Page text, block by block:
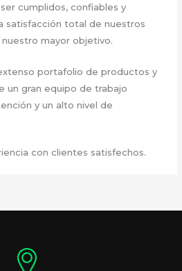
cumplidos, confiables y
satisfacción total de nuestros
mayor objetivo.
portafolio de productos y
un gran equipo de trabajo
y un alto nivel de
con clientes satisfechos.